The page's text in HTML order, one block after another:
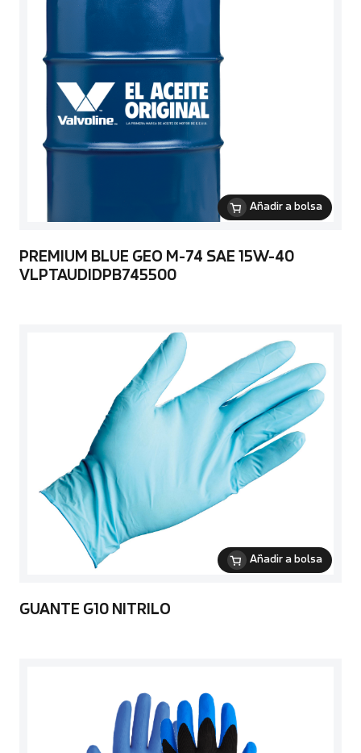
Añadir a bolsa
PREMIUM BLUE GEO M-74 SAE 15W-40
VLPTAUDIDPB745500
Añadir a bolsa
GUANTE G10 NITRILO